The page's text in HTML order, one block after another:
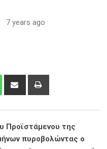
7 years ago
WhatsappShare
Προϊστάμενου της
πυροβολώντας ο